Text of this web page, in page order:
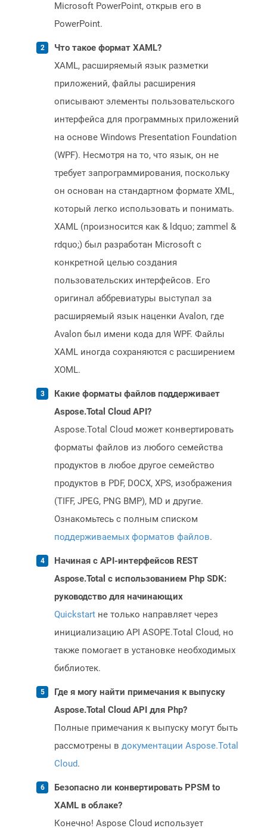
Microsoft PowerPoint, открыв его в
PowerPoint.
Что такое формат XAML?
XAML, расширяемый язык разметки
приложений, файлы расширения
описывают элементы пользовательского
интерфейса для программных приложений
на основе Windows Presentation Foundation
(WPF). Несмотря на то, что язык, он не
требует запрограммирования, поскольку
он основан на стандартном формате XML,
который легко использовать и понимать.
XAML (произносится как & ldquo; zammel &
rdquo;) был разработан Microsoft с
конкретной целью создания
пользовательских интерфейсов. Его
оригинал аббревиатуры выступал за
расширяемый язык наценки Avalon, где
Avalon был имени кода для WPF. Файлы
XAML иногда сохраняются с расширением
XOML.
Какие форматы файлов поддерживает
Aspose.Total Cloud API?
Aspose.Total Cloud может конвертировать
форматы файлов из любого семейства
продуктов в любое другое семейство
продуктов в PDF, DOCX, XPS, изображения
(TIFF, JPEG, PNG BMP), MD и другие.
Ознакомьтесь с полным списком
поддерживаемых форматов файлов.
Начиная с API-интерфейсов REST
Aspose.Total с использованием Php SDK:
руководство для начинающих
Quickstart не только направляет через
инициализацию API ASOPE.Total Cloud, но
также помогает в установке необходимых
библиотек.
Где я могу найти примечания к выпуску
Aspose.Total Cloud API для Php?
Полные примечания к выпуску могут быть
рассмотрены в документации Aspose.Total
Cloud.
Безопасно ли конвертировать PPSM to
XAML в облаке?
Конечно! Aspose Cloud использует